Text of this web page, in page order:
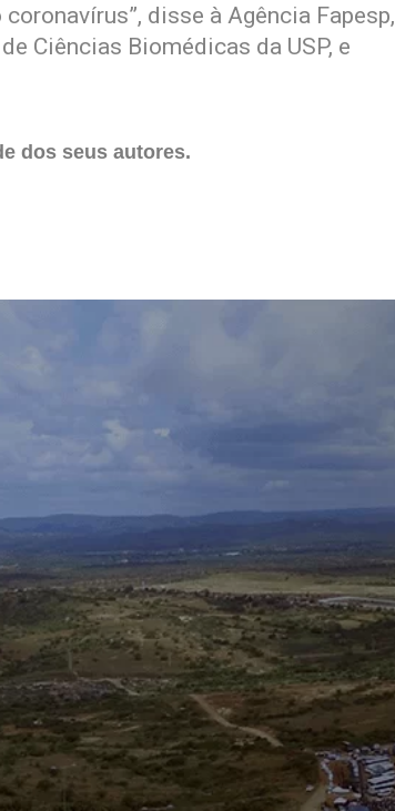
disse à Agência Fapesp,
Ciências Biomédicas da USP, e
dos seus autores.